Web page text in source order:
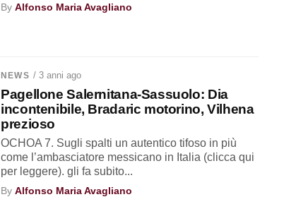
ByAlfonso Maria Avagliano
NEWS / 3 anni ago
Pagellone Salernitana-Sassuolo: Dia
incontenibile, Bradaric motorino, Vilhena
prezioso
OCHOA 7. Sugli spalti un autentico tifoso in più
come l’ambasciatore messicano in Italia (clicca qui
per leggere). gli fa subito...
ByAlfonso Maria Avagliano